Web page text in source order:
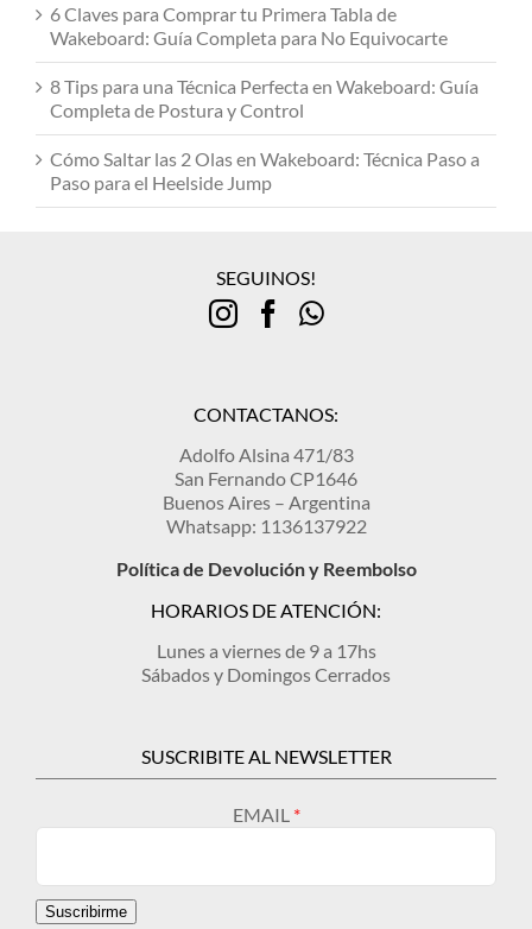
6 Claves para Comprar tu Primera Tabla de
Wakeboard: Guía Completa para No Equivocarte
8 Tips para una Técnica Perfecta en Wakeboard: Guía
Completa de Postura y Control
Cómo Saltar las 2 Olas en Wakeboard: Técnica Paso a
Paso para el Heelside Jump
SEGUINOS!
CONTACTANOS:
Adolfo Alsina 471/83
San Fernando CP1646
Buenos Aires – Argentina
Whatsapp: 1136137922
Política de Devolución y Reembolso
HORARIOS DE ATENCIÓN:
Lunes a viernes de 9 a 17hs
Sábados y Domingos Cerrados
SUSCRIBITE AL NEWSLETTER
EMAIL
Suscribirme